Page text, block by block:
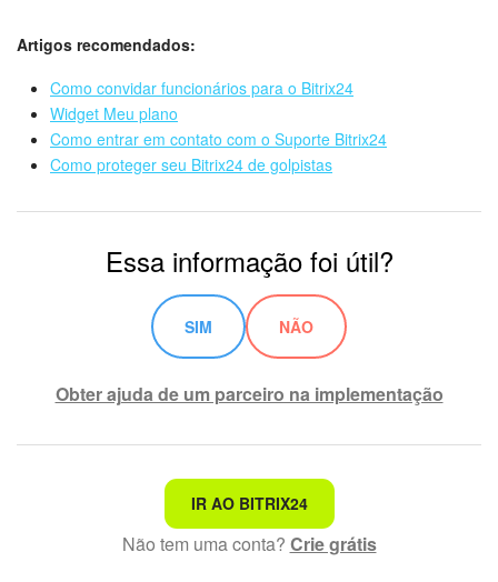
Artigos recomendados:
Como convidar funcionários para o Bitrix24
Widget Meu plano
Como entrar em contato com o Suporte Bitrix24
Como proteger seu Bitrix24 de golpistas
Essa informação foi útil?
SIM NÃO
Obter ajuda de um parceiro na implementação
Não é o que estou procurando
Texto complexo e incompreensível
IR AO BITRIX24
Não tem uma conta? Crie grátis